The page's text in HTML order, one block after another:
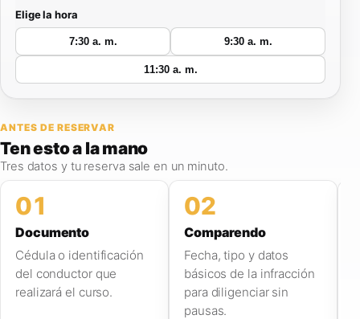
Elige la hora
7:30 a. m. 9:30 a. m.
11:30 a. m.
ANTES DE RESERVAR
Ten estoa la mano
Tres datos y tu reserva sale en un minuto.
01
Documento
Cédula o identificación
del conductor que
realizará el curso.
02
Comparendo
Fecha, tipo y datos
básicos de la infracción
para diligenciar sin
pausas.